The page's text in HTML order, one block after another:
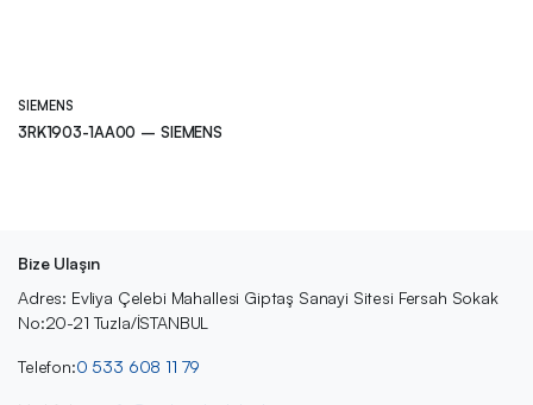
SIEMENS
3RK1903-1AA00 – SIEMENS
Bize Ulaşın
Adres: Evliya Çelebi Mahallesi Giptaş Sanayi Sitesi Fersah Sokak
No:20-21 Tuzla/İSTANBUL
Telefon:0 533 608 11 79